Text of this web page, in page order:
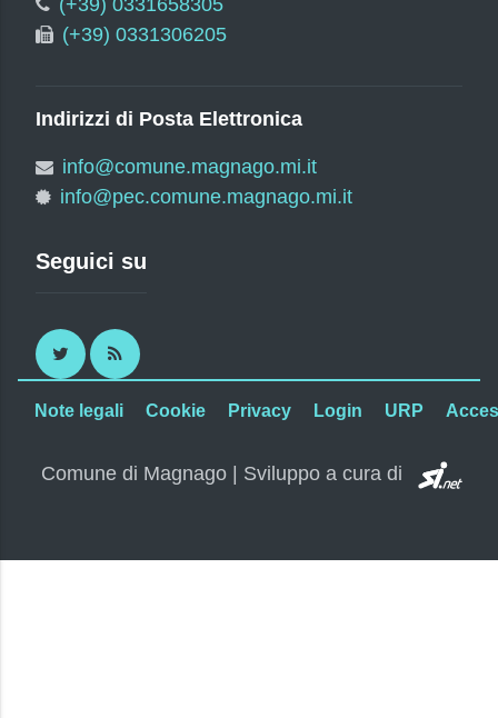
(+39) 0331306205
Indirizzi di Posta Elettronica
info@comune.magnago.mi.it
info@pec.comune.magnago.mi.it
Seguici su
Twitter RSS
Note legali Cookie Privacy Login URP
Comune di Magnago | Sviluppo a cura di